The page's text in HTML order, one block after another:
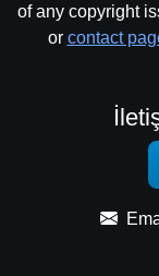
of any copyright
or contact